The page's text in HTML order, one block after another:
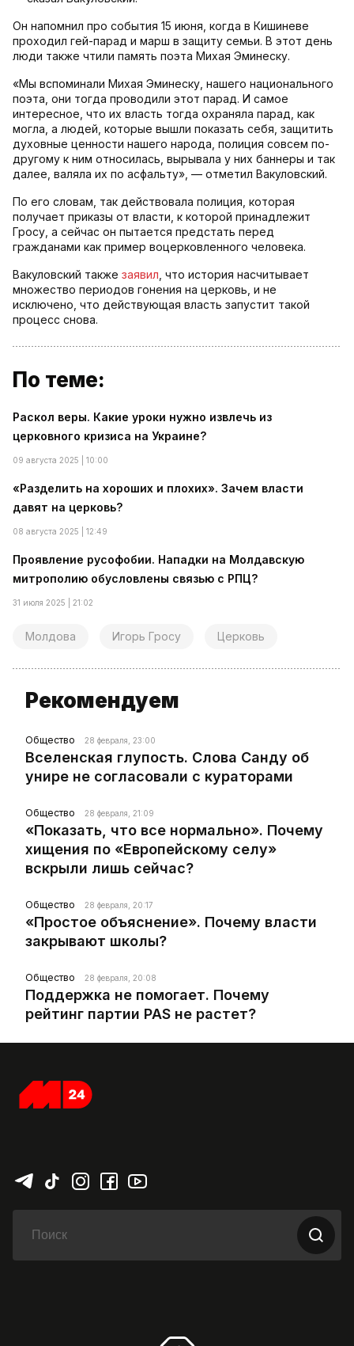
Он напомнил про события 15 июня, когда в Кишиневе
проходил гей-парад и марш в защиту семьи. В этот день
люди также чтили память поэта Михая Эминеску.
«Мы вспоминали Михая Эминеску, нашего национального
поэта, они тогда проводили этот парад. И самое
интересное, что их власть тогда охраняла парад, как
могла, а людей, которые вышли показать себя, защитить
духовные ценности нашего народа, полиция совсем по-
другому к ним относилась, вырывала у них баннеры и так
далее, валяла их по асфальту», — отметил Вакуловский.
По его словам, так действовала полиция, которая
получает приказы от власти, к которой принадлежит
Гросу, а сейчас он пытается предстать перед
гражданами как пример воцерковленного человека.
Вакуловский также заявил , что история насчитывает
множество периодов гонения на церковь, и не
исключено, что действующая власть запустит такой
процесс снова.
По теме:
Раскол веры. Какие уроки нужно извлечь из
церковного кризиса на Украине?
09 августа 2025 | 10:00
«Разделить на хороших и плохих». Зачем власти
давят на церковь?
08 августа 2025 | 12:49
Проявление русофобии. Нападки на Молдавскую
митрополию обусловлены связью с РПЦ?
31 июля 2025 | 21:02
Молдова Игорь Гросу Церковь
Рекомендуем
Общество 28 февраля, 23:00
Вселенская глупость. Слова Санду об
унире не согласовали с кураторами
Общество 28 февраля, 21:09
«Показать, что все нормально». Почему
хищения по «Европейскому селу»
вскрыли лишь сейчас?
Общество 28 февраля, 20:17
«Простое объяснение». Почему власти
закрывают школы?
Общество 28 февраля, 20:08
Поддержка не помогает. Почему
рейтинг партии PAS не растет?